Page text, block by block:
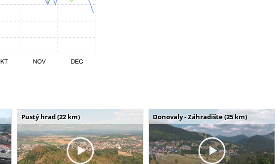
Pustý hrad (22 km) Donovaly - Záhradište (25 km)